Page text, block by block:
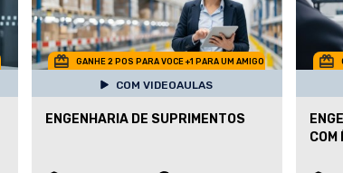
GANHE 2 POS PARA VOCE +1 PARA UM AMIGO
COM VIDEOAULAS
ENGENHARIA DE SUPRIMENTOS
COM